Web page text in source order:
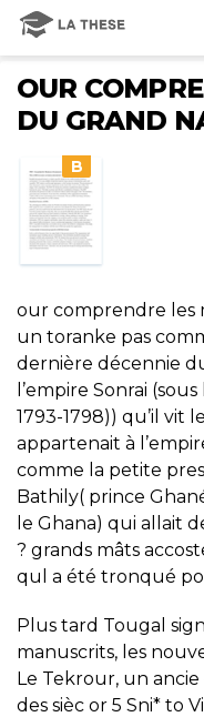
OUR
DU GRAND
B
our comprendre les
un toranke pas
dernière décennie
l’empire Sonrai
1793-1798)) qu’il vit
appartenait à
comme la petite
Bathily( prince
le Ghana) qui allait
? grands mâts
qul a été tronqué
Plus tard Tougal
manuscrits, les
Le Tekrour, un
des sièc or 5 Sni* to